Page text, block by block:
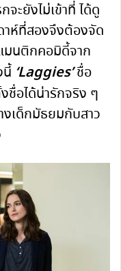
ะยังไม่เข้าที่ ได้ดู
าห์ที่สองจึงต้องจัด
มนติกคอมิดี้จาก
นี้ ‘Laggies’ชื่อ
อได้น่ารักจริง ๆ
งเด็กมัธยมกับสาว